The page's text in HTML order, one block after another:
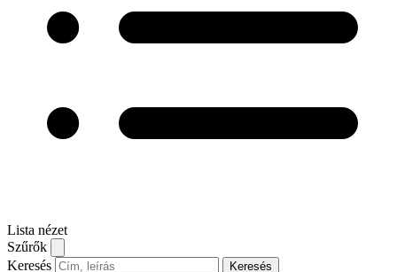
Lista nézet
Szűrők
Keresés
Keresés